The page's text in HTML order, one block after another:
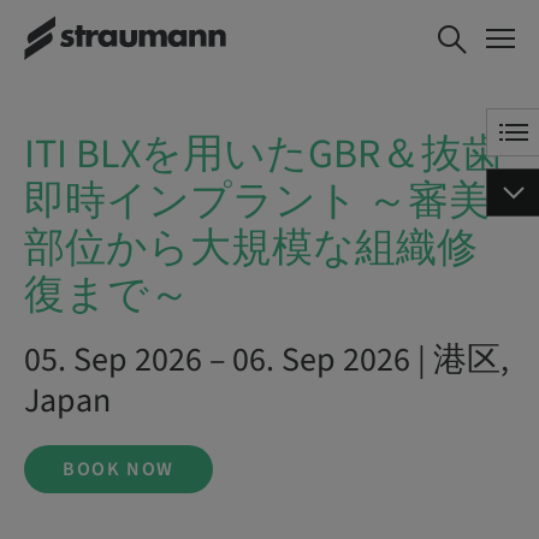
ITI BLXを用いたGBR＆抜歯即
時インプラント ～審美部位か
BOOK NOW
ITI BLXを用いたGBR＆抜歯
即時インプラント ～審美
部位から大規模な組織修
復まで～
05. Sep 2026 – 06. Sep 2026 | 港区,
Japan
BOOK NOW